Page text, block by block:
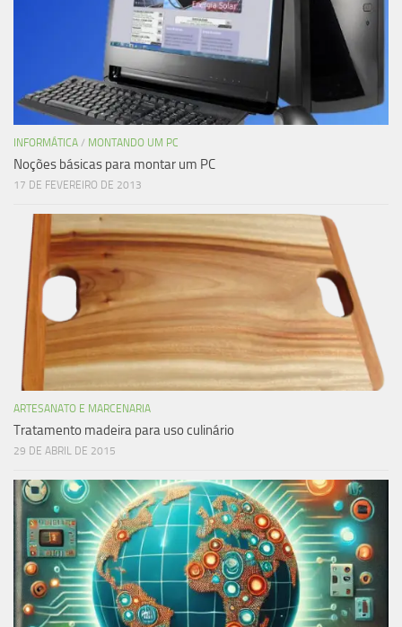
INFORMÁTICA / MONTANDO UM PC
Noções básicas para montar um PC
17 DE FEVEREIRO DE 2013
ARTESANATO E MARCENARIA
Tratamento madeira para uso culinário
29 DE ABRIL DE 2015